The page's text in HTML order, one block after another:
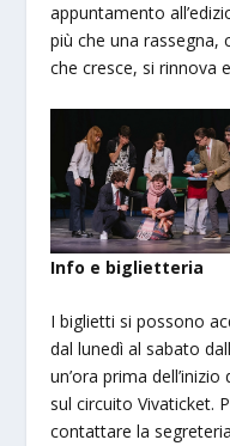
appuntamento
più che una rassegna,
che cresce, si rinnova
Info e biglietteria
I biglietti si possono
dal lunedì al sabato
un’ora prima
sul circuito Vivaticket.
contattare la